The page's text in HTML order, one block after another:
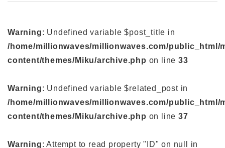
Warning: Undefined variable $post_title in
/home/millionwaves/millionwaves.com/public_html/
content/themes/Miku/archive.php on line33
Warning: Undefined variable $related_post in
/home/millionwaves/millionwaves.com/public_html/
content/themes/Miku/archive.php on line37
Warning: Attempt to read property "ID" on null in